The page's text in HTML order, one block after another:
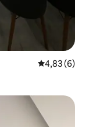
4,83 (6)